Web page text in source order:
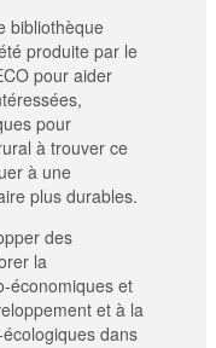
bibliothèque
produite par le
pour aider
pour
à trouver ce
à une
plus durables.
des
la
économiques et
et à la
dans